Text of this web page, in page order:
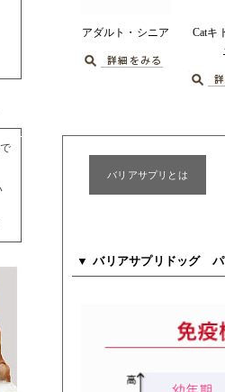
アダルト・シニア
Catキ
バリアサプリとは
バリアサプリドッグ